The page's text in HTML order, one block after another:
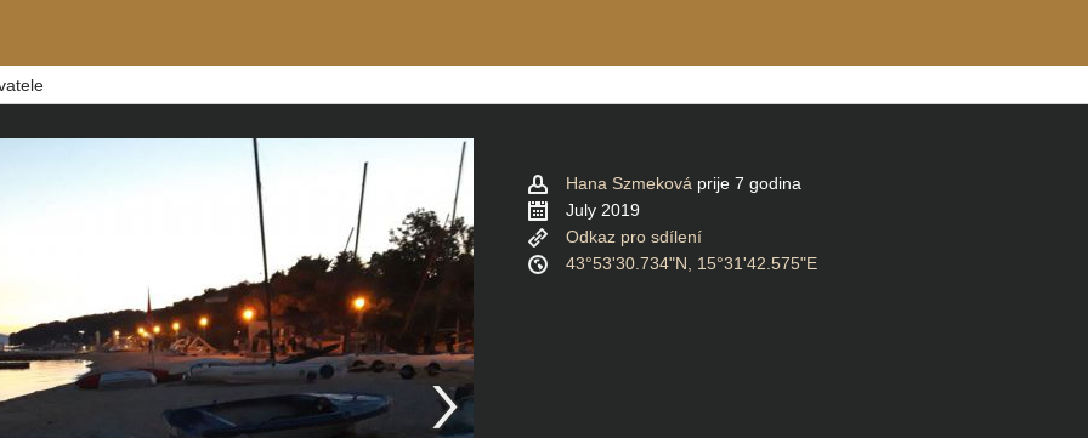
Hana Szmeková prije 7 godina
July 2019
Odkaz pro sdílení
43°53'30.734"N, 15°31'42.575"E